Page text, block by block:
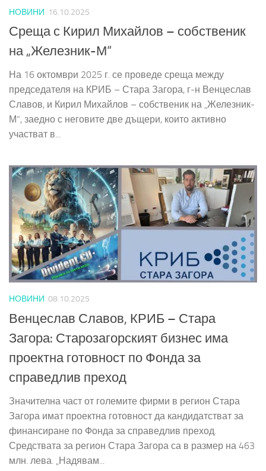
НОВИНИ 16.10.2025
Среща с Кирил Михайлов – собственик
на „Железник-М“
На 16 октомври 2025 г. се проведе среща между
председателя на КРИБ – Стара Загора, г-н Венцеслав
Славов, и Кирил Михайлов – собственик на „Железник-
М“, заедно с неговите две дъщери, които активно
участват в...
НОВИНИ 08.10.2025
Венцеслав Славов, КРИБ – Стара
Загора: Старозагорският бизнес има
проектна готовност по Фонда за
справедлив преход
Значителна част от големите фирми в регион Стара
Загора имат проектна готовност да кандидатстват за
финансиране по Фонда за справедлив преход.
Средствата за регион Стара Загора са в размер на 463
млн. лева. „Надявам...